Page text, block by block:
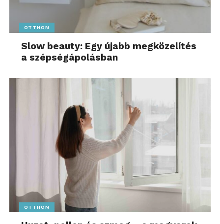
OTTHON
Slow beauty: Egy újabb megközelítés
a szépségápolásban
OTTHON